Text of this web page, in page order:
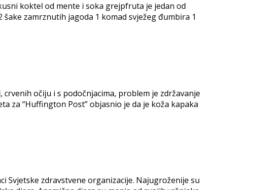
koktel od mente i soka grejpfruta je jedan od
zamrznutih jagoda 1 komad svježeg đumbira 1
očiju i s podočnjacima, problem je zdržavanje
za “Huffington Post” objasnio je da je koža kapaka
Svjetske zdravstvene organizacije. Najugroženije su